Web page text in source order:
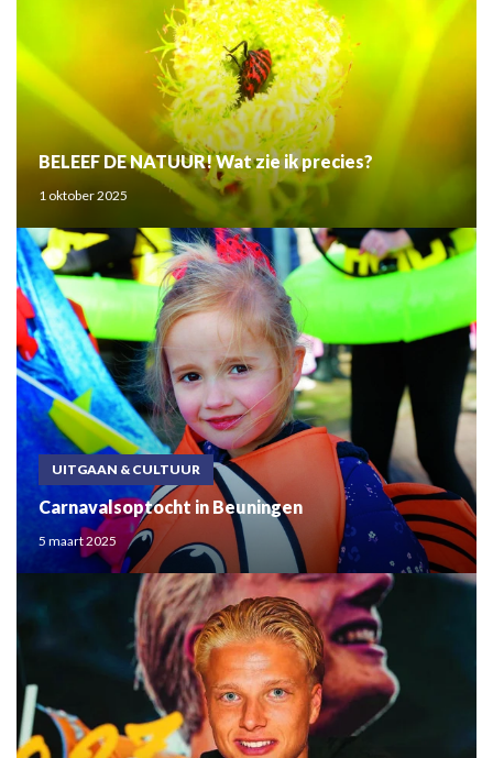
BELEEF DE NATUUR! Wat zie ik precies?
1 oktober 2025
UITGAAN & CULTUUR
Carnavalsoptocht in Beuningen
5 maart 2025